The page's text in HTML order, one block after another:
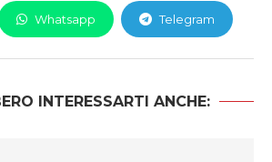
Whatsapp Telegram
INTERESSARTI ANCHE: